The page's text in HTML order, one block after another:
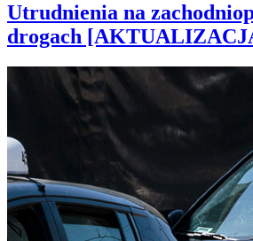
Utrudnienia na
drogach